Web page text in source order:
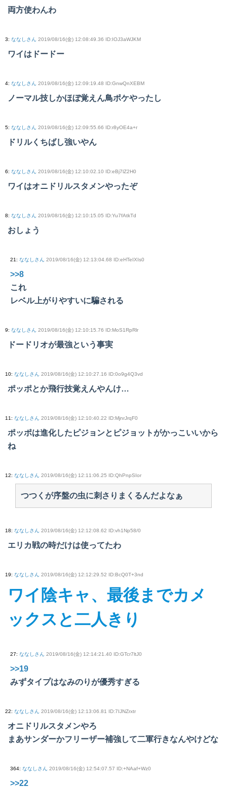
両方使わんわ
3: ななしさん 2019/08/16(金) 12:08:49.36 ID:IOJ3aWJKM
ワイはドードー
4: ななしさん 2019/08/16(金) 12:09:19.48 ID:GnwQnXEBM
ノーマル技しかほぼ覚えん鳥ポケやったし
5: ななしさん 2019/08/16(金) 12:09:55.66 ID:r8yOE4a+r
ドリルくちばし強いやん
6: ななしさん 2019/08/16(金) 12:10:02.10 ID:eBj7lZ2H0
ワイはオニドリルスタメンやったぞ
8: ななしさん 2019/08/16(金) 12:10:15.05 ID:Yu7fAtkTd
おしょう
21: ななしさん 2019/08/16(金) 12:13:04.68 ID:eHTeIXIs0
>>8
これ
レベル上がりやすいに騙される
9: ななしさん 2019/08/16(金) 12:10:15.76 ID:MoS1RpRlr
ドードリオが最強という事実
10: ななしさん 2019/08/16(金) 12:10:27.16 ID:0o9g4Q3vd
ポッポとか飛行技覚えんやんけ…
11: ななしさん 2019/08/16(金) 12:10:40.22 ID:MjnrJrqF0
ポッポは進化したピジョンとピジョットがかっこいいから
ね
12: ななしさん 2019/08/16(金) 12:11:06.25 ID:QhPnpSIor
つつくが序盤の虫に刺さりまくるんだよなぁ
18: ななしさん 2019/08/16(金) 12:12:08.62 ID:vh1Np58/0
エリカ戦の時だけは使ってたわ
19: ななしさん 2019/08/16(金) 12:12:29.52 ID:BcQ0T+3nd
ワイ陰キャ、最後までカメ
ックスと二人きり
27: ななしさん 2019/08/16(金) 12:14:21.40 ID:GTcr7ltJ0
>>19
みずタイプはなみのりが優秀すぎる
22: ななしさん 2019/08/16(金) 12:13:06.81 ID:7IJNZrxtr
オニドリルスタメンやろ
まあサンダーかフリーザー補強して二軍行きなんやけどな
364: ななしさん 2019/08/16(金) 12:54:07.57 ID:+NAaf+Wz0
>>22